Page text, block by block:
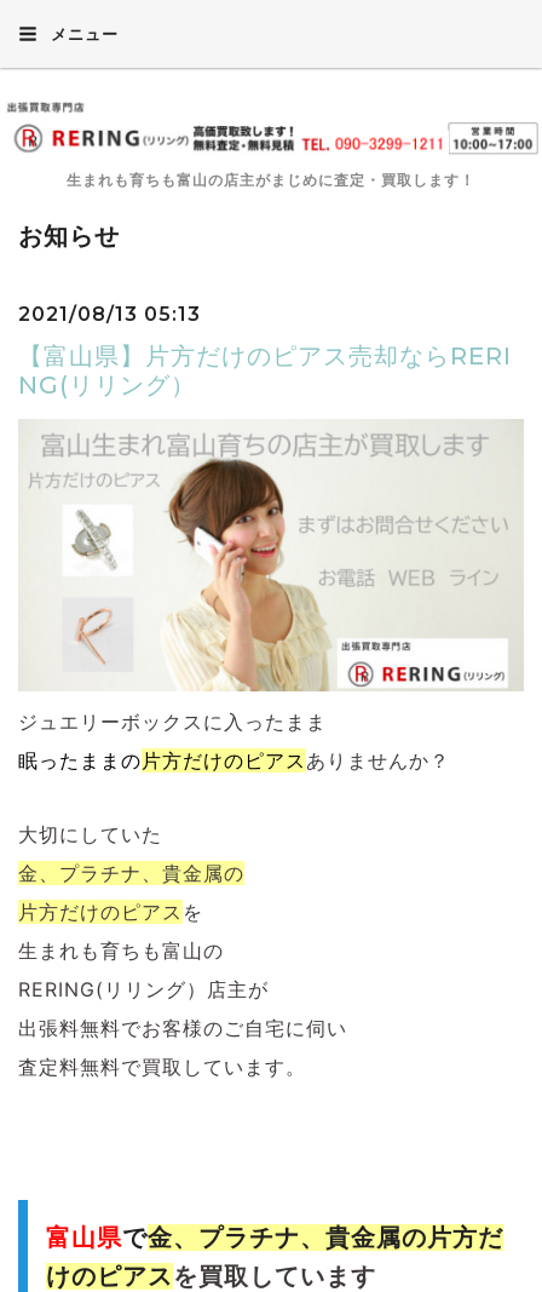
メニュー
生まれも育ちも富山の店主がまじめに査定・買取します！
お知らせ
2021/08/13 05:13
【富山県】片方だけのピアス売却ならRERI
NG(リリング）
ジュエリーボックスに入ったまま
眠ったままの片方だけのピアス ありませんか？
大切にしていた
金、プラチナ、貴金属の
片方だけのピアス を
生まれも育ちも富山の
RERING(リリング）店主が
出張料無料でお客様のご自宅に伺い
査定料無料で買取しています。
富山県で金、プラチナ、貴金属の片方だ
けのピアス を買取しています